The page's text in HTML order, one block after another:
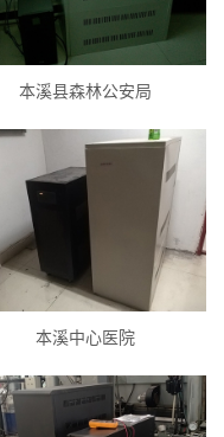
本溪县森林公安局
本溪中心医院